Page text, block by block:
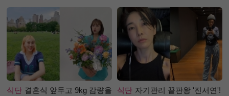
식단 결혼식 앞두고 9kg 감량을
식단 자기관리 끝판왕 '진서연'!